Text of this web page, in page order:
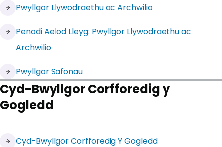
Pwyllgor Llywodraethu ac Archwilio
(yn agor mewn tab newydd)
Penodi Aelod Lleyg: Pwyllgor Llywodraethu ac
Archwilio
Pwyllgor Safonau
(yn agor mewn tab newydd)
Cyd-Bwyllgor Corfforedig y
Gogledd
Cyd-Bwyllgor Corfforedig Y Gogledd
(yn agor mewn tab newydd)